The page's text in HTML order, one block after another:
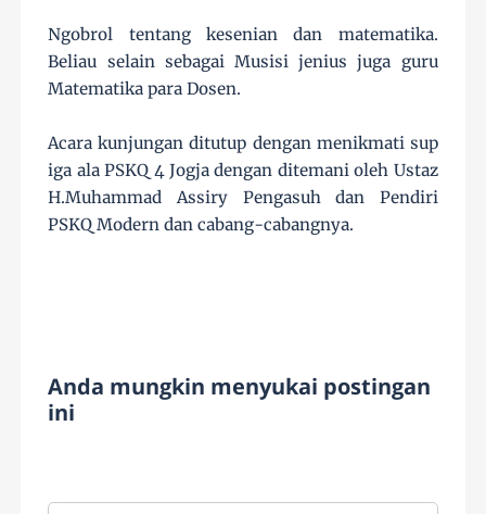
Ngobrol tentang kesenian dan matematika.
Beliau selain sebagai Musisi jenius juga guru
Matematika para Dosen.
Acara kunjungan ditutup dengan menikmati sup
iga ala PSKQ 4 Jogja dengan ditemani oleh Ustaz
H.Muhammad Assiry Pengasuh dan Pendiri
PSKQ Modern dan cabang-cabangnya.
Anda mungkin menyukai postingan
ini